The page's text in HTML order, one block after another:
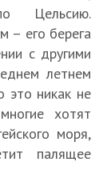
Цельсию.
– его берега
с другими
летнем
это никак не
хотят
моря,
палящее